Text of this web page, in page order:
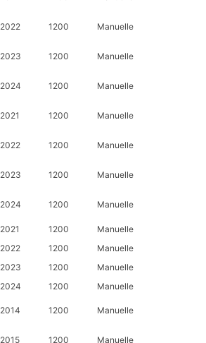
2022 1200 Manuelle
2023 1200 Manuelle
2024 1200 Manuelle
2021 1200 Manuelle
2022 1200 Manuelle
2023 1200 Manuelle
2024 1200 Manuelle
2021 1200
Manuelle
2022 1200
Manuelle
2023 1200
Manuelle
2024 1200 Manuelle
2014 1200 Manuelle
2015 1200 Manuelle